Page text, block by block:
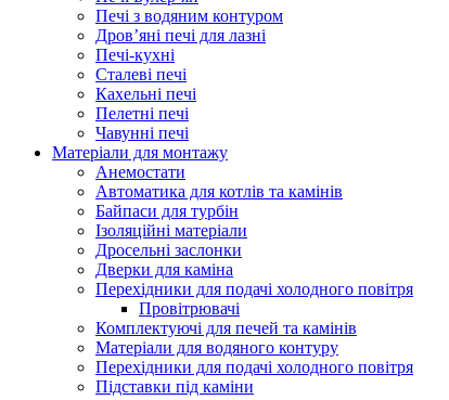
Печі з водяним контуром
Дров’яні печі для лазні
Печі-кухні
Сталеві печі
Кахельні печі
Пелетні печі
Чавунні печі
Матеріали для монтажу
Анемостати
Автоматика для котлів та камінів
Байпаси для турбін
Ізоляційні матеріали
Дросельні заслонки
Дверки для каміна
Перехідники для подачі холодного повітря
Провітрювачі
Комплектуючі для печей та камінів
Матеріали для водяного контуру
Перехідники для подачі холодного повітря
Підставки під каміни